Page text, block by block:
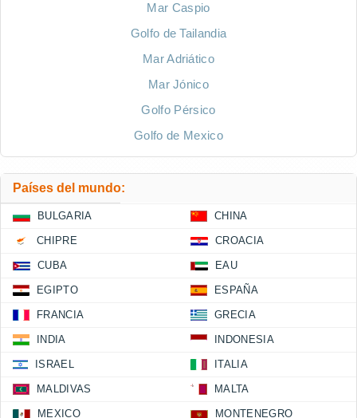
Mar Caspio
Golfo de Tailandia
Mar Adriático
Mar Jónico
Golfo Pérsico
Golfo de Mexico
Países del mundo:
BULGARIA CHINA
CHIPRE CROACIA
CUBA EAU
EGIPTO ESPAÑA
FRANCIA GRECIA
INDIA INDONESIA
ISRAEL ITALIA
MALDIVAS MALTA
MEXICO MONTENEGRO